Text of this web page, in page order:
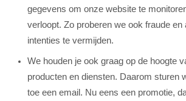
gegevens om onze website te
verloopt. Zo proberen we ook fraude en
intenties te vermijden.
We houden je ook graag op de hoogte
producten en diensten. Daarom sturen
toe een email. Nu eens een promotie,